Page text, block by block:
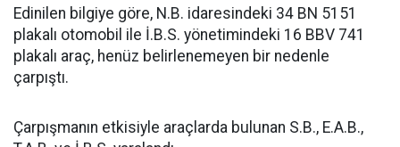
Edinilen bilgiye göre, N.B. idaresindeki 34 BN 5151
plakalı otomobil ile İ.B.S. yönetimindeki 16 BBV 741
plakalı araç, henüz belirlenemeyen bir nedenle
çarpıştı.
Çarpışmanın etkisiyle araçlarda bulunan S.B., E.A.B.,